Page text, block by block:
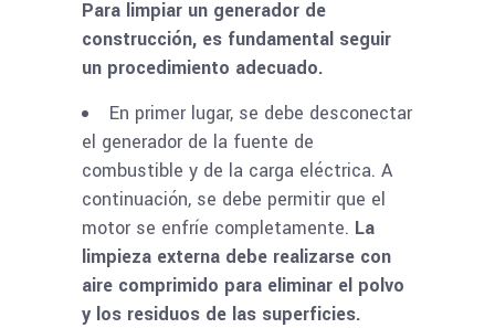
Para limpiar un generador de
construcción, es fundamental seguir
un procedimiento adecuado.
En primer lugar, se debe desconectar
el generador de la fuente de
combustible y de la carga eléctrica. A
continuación, se debe permitir que el
motor se enfríe completamente. La
limpieza externa debe realizarse con
aire comprimido para eliminar el polvo
y los residuos de las superficies.